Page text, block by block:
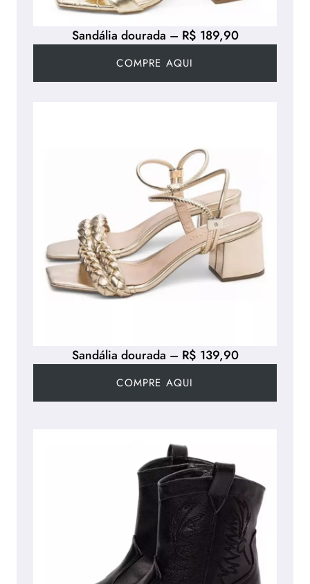
Sandália dourada – R$ 189,90
COMPRE AQUI
Sandália dourada – R$ 139,90
COMPRE AQUI